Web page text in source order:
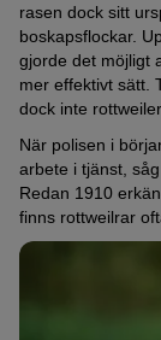
rasen dock sitt
boskapsflockar.
gjorde det möjligt
mer effektivt sätt.
dock inte
När polisen i
arbete i tjänst,
Redan 1910
finns rottweilrar